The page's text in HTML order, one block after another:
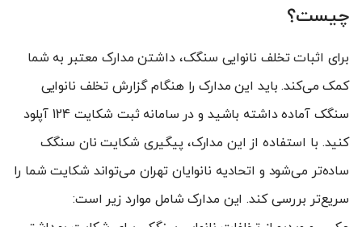
چیست؟
برای اثبات تخلف نانوایی سنگک، داشتن مدارک معتبر به شما
کمک می‌کند. باید این مدارک را هنگام گزارش تخلف نانوایی
سنگک آماده داشته باشید و در سامانه ثبت شکایت 124 آپلود
کنید. با استفاده از این مدارک، پیگیری شکایت نان سنگک
ساده‌تر می‌شود و اتحادیه نانوایان تهران می‌تواند شکایت شما را
سریع‌تر بررسی کند. این مدارک شامل موارد زیر است: